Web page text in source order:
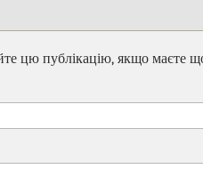
цю публікацію, якщо маєте